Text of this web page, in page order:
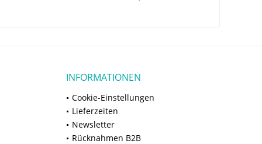
INFORMATIONEN
Cookie-Einstellungen
Lieferzeiten
Newsletter
Rücknahmen B2B